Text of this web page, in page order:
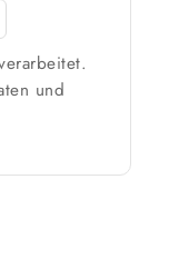
und Werkzeug
und